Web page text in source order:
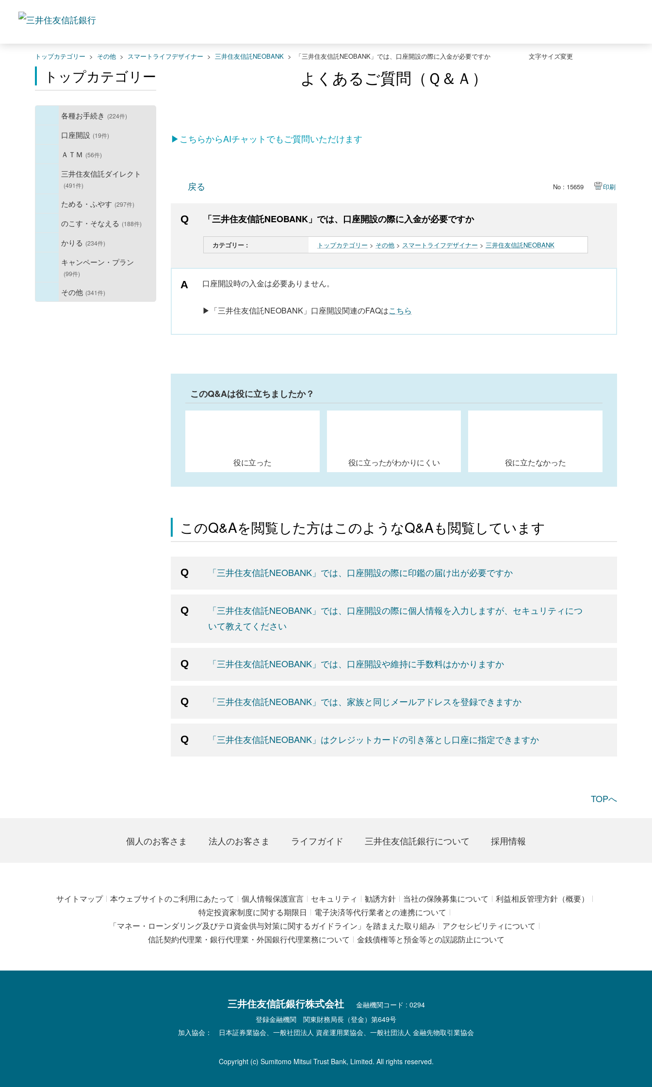
文字サイズ変更
トップカテゴリー > その他 > スマートライフデザイナー > 三井住友信託NEOBANK > 「三井住友信託NEOBANK」では、口座開設の際に入金が必要ですか
トップカテゴリー
各種お手続き (224件)
口座開設 (19件)
ＡＴＭ (56件)
三井住友信託ダイレクト
(491件)
ためる・ふやす (297件)
のこす・そなえる (188件)
かりる (234件)
キャンペーン・プラン
(99件)
その他 (341件)
よくあるご質問（Ｑ＆Ａ）
▶こちらからAIチャットでもご質問いただけます
戻る No : 15659 印刷
「三井住友信託NEOBANK」では、口座開設の際に入金が必要ですか
カテゴリー : トップカテゴリー > その他> スマートライフデザイナー > 三井住友信託NEOBANK
口座開設時の入金は必要ありません。
▶「三井住友信託NEOBANK」口座開設関連のFAQはこちら
このQ&Aは役に立ちましたか？
役に立った 役に立ったがわかりにくい 役に立たなかった
このQ&Aを閲覧した方はこのようなQ&Aも閲覧しています
「三井住友信託NEOBANK」では、口座開設の際に印鑑の届け出が必要ですか
「三井住友信託NEOBANK」では、口座開設の際に個人情報を入力しますが、セキュリティにつ
いて教えてください
「三井住友信託NEOBANK」では、口座開設や維持に手数料はかかりますか
「三井住友信託NEOBANK」では、家族と同じメールアドレスを登録できますか
「三井住友信託NEOBANK」はクレジットカードの引き落とし口座に指定できますか
TOPへ
個人のお客さま 法人のお客さま ライフガイド 三井住友信託銀行について 採用情報
サイトマップ 本ウェブサイトのご利用にあたって 個人情報保護宣言 セキュリティ 勧誘方針 当社の保険募集について
利益相反管理方針（概要）
特定投資家制度に関する期限日
電子決済等代行業者との連携について
「マネー・ローンダリング及びテロ資金供与対策に関するガイドライン」を踏まえた取り組み
アクセシビリティについて
信託契約代理業・銀行代理業・外国銀行代理業務について
金銭債権等と預金等との誤認防止について
三井住友信託銀行株式会社
金融機関コード : 0294
登録金融機関 関東財務局長（登金）第649号
加入協会： 日本証券業協会、一般社団法人 資産運用業協会、一般社団法人 金融先物取引業協会
Copyright (c) Sumitomo Mitsui Trust Bank, Limited. All rights reserved.